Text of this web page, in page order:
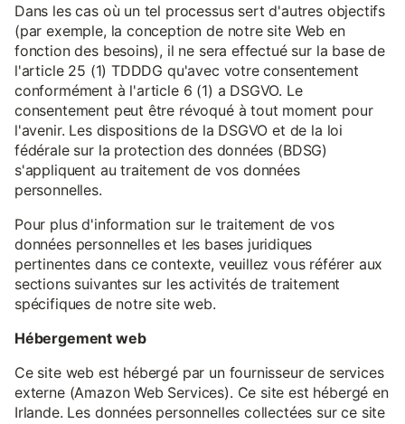
Dans les cas où un tel processus sert d'autres objectifs
(par exemple, la conception de notre site Web en
fonction des besoins), il ne sera effectué sur la base de
l'article 25 (1) TDDDG qu'avec votre consentement
conformément à l'article 6 (1) a DSGVO. Le
consentement peut être révoqué à tout moment pour
l'avenir. Les dispositions de la DSGVO et de la loi
fédérale sur la protection des données (BDSG)
s'appliquent au traitement de vos données
personnelles.
Pour plus d'information sur le traitement de vos
données personnelles et les bases juridiques
pertinentes dans ce contexte, veuillez vous référer aux
sections suivantes sur les activités de traitement
spécifiques de notre site web.
Hébergement web
Ce site web est hébergé par un fournisseur de services
externe (Amazon Web Services). Ce site est hébergé en
Irlande. Les données personnelles collectées sur ce site